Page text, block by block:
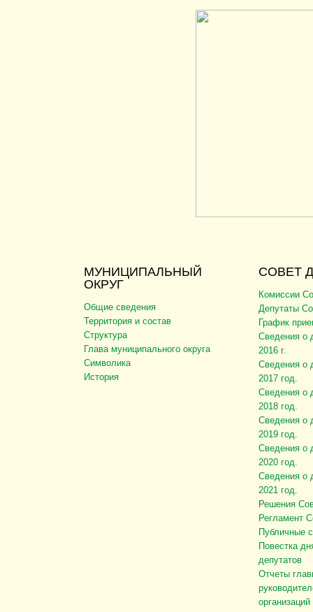
МУНИЦИПАЛЬНЫЙ
ОКРУГ
Общие сведения
Территория и состав
Структура
Глава муниципального округа
Символика
История
СОВЕТ
Комиссии
Депутаты
График
Сведения о
2016 г.
Сведения о
2017 год.
Сведения о
2018 год.
Сведения о
2019 год.
Сведения о
2020 год.
Сведения о
2021 год.
Решения
Регламент
Публичные
Повестка
депутатов
Отчеты
организаций